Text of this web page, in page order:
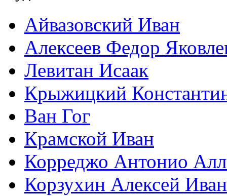
Айвазовский Иван
Алексеев Федор
Левитан Исаак
Крыжицкий
Ван Гог
Крамской Иван
Корреджо Антонио
Корзухин Алексей